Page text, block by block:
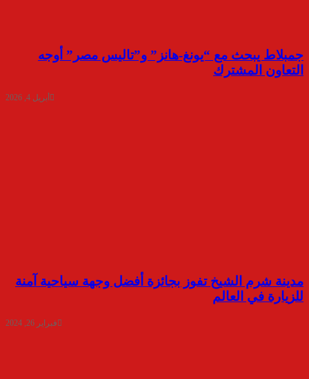
جمبلاط يبحث مع “يونغ-هانز” و”تاليس مصر” أوجه
التعاون المشترك
أبريل 4, 2026
مدينة شرم الشيخ تفوز بجائزة أفضل وجهة سياحية آمنة
للزيارة في العالم
فبراير 26, 2024